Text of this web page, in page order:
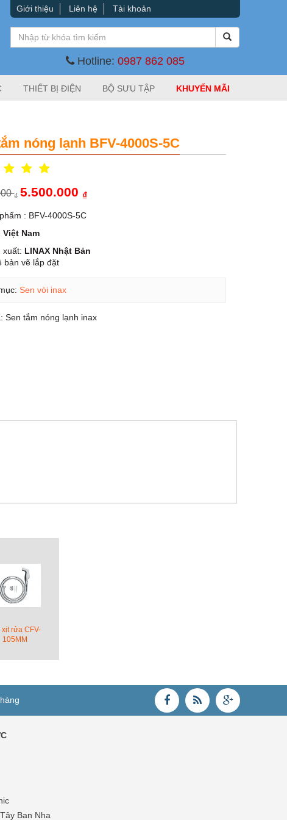
Giới thiệu Liên hệ Tài khoản
Hotline:0987 862 085
THIẾT BỊ ĐIỆN BỘ SƯU TẬP KHUYẾN MÃI
nóng lạnh BFV-4000S-5C
₫ 5.500.000 ₫
: BFV-4000S-5C
Việt Nam
xuất: LINAX Nhật Bản
bản vẽ lắp đặt
Sen vòi inax
Sen tắm nóng lạnh inax
xịt rửa CFV-
105MM
Ban Nha